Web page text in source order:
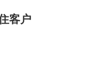
客户